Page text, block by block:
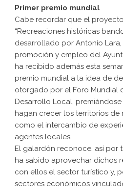
Primer premio mundial
Cabe recordar que el
“Recreaciones históricas
desarrollado por Antonio
promoción y empleo del
ha recibido además esta
premio mundial a la idea de
otorgado por el Foro Mundial
Desarrollo Local,
hagan crecer los territorios de
como el intercambio de
agentes locales.
El galardón reconoce, así por
ha sabido aprovechar dichos
con ellos el sector turístico y,
sectores económicos